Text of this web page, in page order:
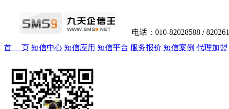
电话：010-82028588 /
首 页 短信中心 短信应用 短信平台 服务报价 短信案例 代理加盟